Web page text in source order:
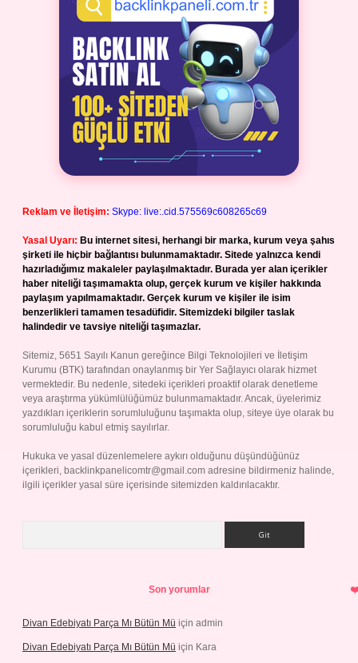
Reklam ve İletişim: Skype: live:.cid.575569c608265c69
Yasal Uyarı: Bu internet sitesi, herhangi bir marka, kurum veya şahıs
şirketi ile hiçbir bağlantısı bulunmamaktadır. Sitede yalnızca kendi
hazırladığımız makaleler paylaşılmaktadır. Burada yer alan içerikler
haber niteliği taşımamakta olup, gerçek kurum ve kişiler hakkında
paylaşım yapılmamaktadır. Gerçek kurum ve kişiler ile isim
benzerlikleri tamamen tesadüfidir. Sitemizdeki bilgiler taslak
halindedir ve tavsiye niteliği taşımazlar.
Sitemiz, 5651 Sayılı Kanun gereğince Bilgi Teknolojileri ve İletişim
Kurumu (BTK) tarafından onaylanmış bir Yer Sağlayıcı olarak hizmet
vermektedir. Bu nedenle, sitedeki içerikleri proaktif olarak denetleme
veya araştırma yükümlülüğümüz bulunmamaktadır. Ancak, üyelerimiz
yazdıkları içeriklerin sorumluluğunu taşımakta olup, siteye üye olarak bu
sorumluluğu kabul etmiş sayılırlar.
Hukuka ve yasal düzenlemelere aykırı olduğunu düşündüğünüz
içerikleri, backlinkpanelicomtr@gmail.com adresine bildirmeniz halinde,
ilgili içerikler yasal süre içerisinde sitemizden kaldırılacaktır.
Son yorumlar
Divan Edebiyatı Parça Mı Bütün Mü için admin
Divan Edebiyatı Parça Mı Bütün Mü için Kara